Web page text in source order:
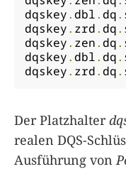
dqskey.dbl.dq.
dqskey. zrd.dq.
dqskey. zen.dq.
dqskey.dbl.dq.
dqskey. zrd.dq.
Der Platzhalter
realen DQS-
Ausführung von